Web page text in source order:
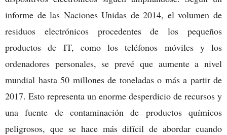
informe de las Naciones Unidas de 2014, el volumen de
residuos electrónicos procedentes de los pequeños
productos de IT, como los teléfonos móviles y los
ordenadores personales, se prevé que aumente a nivel
mundial hasta 50 millones de toneladas o más a partir de
2017. Esto representa un enorme desperdicio de recursos y
una fuente de contaminación de productos químicos
peligrosos, que se hace más difícil de abordar cuando